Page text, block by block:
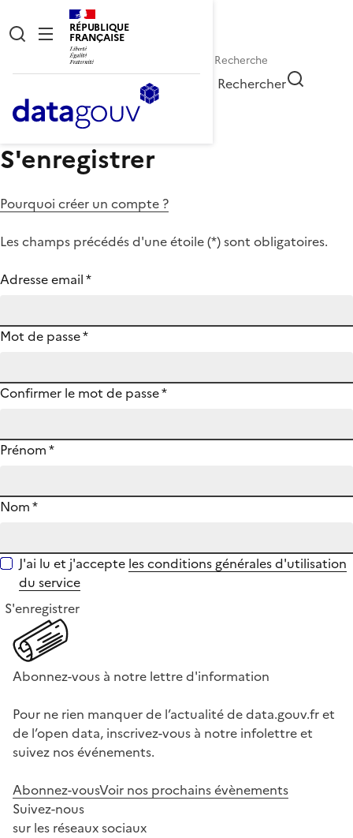
RÉPUBLIQUE
FRANÇAISE
Rechercher
S'enregistrer
Pourquoi créer un compte ?
Les champs précédés d'une étoile (*) sont obligatoires.
Adresse email*
Mot de passe*
Confirmer le mot de passe*
Prénom*
Nom*
J'ai lu et j'accepte les conditions générales d'utilisation
du service
S'enregistrer
Abonnez-vous à notre lettre d'information
Pour ne rien manquer de l’actualité de data.gouv.fr et
de l’open data, inscrivez-vous à notre infolettre et
suivez nos événements.
Abonnez-vousVoir nos prochains évènements
Suivez-nous
sur les réseaux sociaux